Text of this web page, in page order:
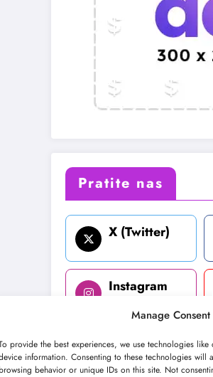
Manage Consent
provide the best experiences, we use technologies
information. Consenting to these technologies will
behavior or unique IDs on this site. Not
Pratite nas
X (Twitter)
Instagram
LinkedIn